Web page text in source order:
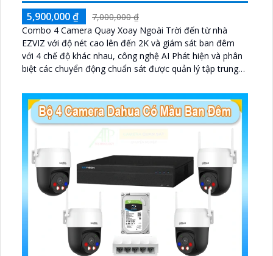
5,900,000 ₫
7,000,000 ₫
Combo 4 Camera Quay Xoay Ngoài Trời đến từ nhà
EZVIZ với độ nét cao lên đến 2K và giám sát ban đêm
với 4 chế độ khác nhau, công nghệ AI Phát hiện và phân
biệt các chuyển động chuẩn sát được quản lý tập trung